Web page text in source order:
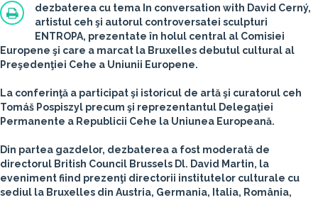
dezbaterea cu tema In conversation with David Cerný,
artistul ceh şi autorul controversatei sculpturi
ENTROPA, prezentate în holul central al Comisiei
Europene şi care a marcat la Bruxelles debutul cultural al
Preşedenţiei Cehe a Uniunii Europene.
La conferinţă a participat şi istoricul de artă şi curatorul ceh
Tomáš Pospiszyl precum şi reprezentantul Delegaţiei
Permanente a Republicii Cehe la Uniunea Europeană.
Din partea gazdelor, dezbaterea a fost moderată de
directorul British Council Brussels Dl. David Martin, la
eveniment fiind prezenţi directorii institutelor culturale cu
sediul la Bruxelles din Austria, Germania, Italia, România,